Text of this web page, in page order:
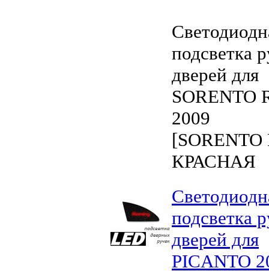
подсветка
дверей для
SORENTO
2009
[SORENTO
КРАСНАЯ
подсветка
дверей для
PICANTO